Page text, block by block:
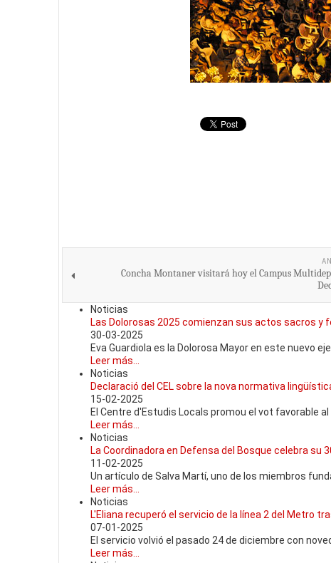
Concha Montaner visitará hoy el Campus
Noticias
Las Dolorosas 2025 comienzan sus actos sacros y
30-03-2025
Eva Guardiola es la Dolorosa Mayor en este nuevo
Leer más...
Noticias
Declaració del CEL sobre la nova normativa
15-02-2025
El Centre d'Estudis Locals promou el vot favorable
Leer más...
Noticias
La Coordinadora en Defensa del Bosque celebra su
11-02-2025
Un artículo de Salva Martí, uno de los miembros
Leer más...
Noticias
L'Eliana recuperó el servicio de la línea 2 del Metro
07-01-2025
El servicio volvió el pasado 24 de diciembre con
Leer más...